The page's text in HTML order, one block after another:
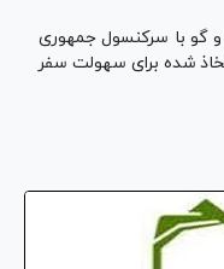
و گو با سركنسول جمهوری
شده برای سهولت سفر